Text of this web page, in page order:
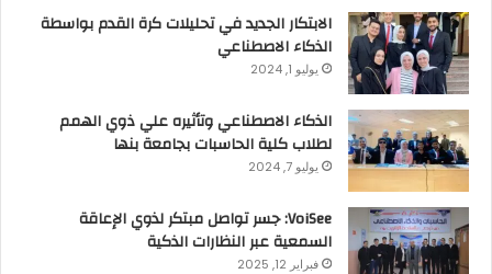
الابتكار الجديد في تحليلات كرة القدم بواسطة
الذكاء الاصطناعي
يوليو 1, 2024
الذكاء الاصطناعي وتأثيره علي ذوي الهمم
لطلاب كلية الحاسبات بجامعة بنها
يوليو 7, 2024
VoiSee: جسر تواصل مبتكر لذوي الإعاقة
السمعية عبر النظارات الذكية
فبراير 12, 2025